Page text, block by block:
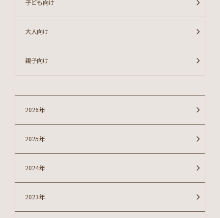
親子向け
大人向け
子ども向け
2026年
2025年
2024年
2023年